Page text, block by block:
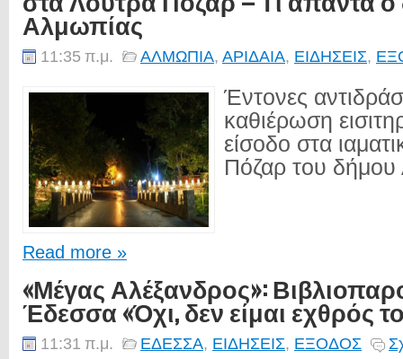
Αλμωπίας
11:35 π.μ. ΑΛΜΩΠΙΑ, ΑΡΙΔΑΙΑ, ΕΙΔΗΣΕΙΣ,
Έντονες
καθιέρωση
είσοδο στα
Πόζαρ του
Read more »
«Μέγας Αλέξανδρος»:
Έδεσσα «Όχι, δεν είμαι εχθρός
11:31 π.μ. ΕΔΕΣΣΑ, ΕΙΔΗΣΕΙΣ, ΕΞΟΔΟΣ